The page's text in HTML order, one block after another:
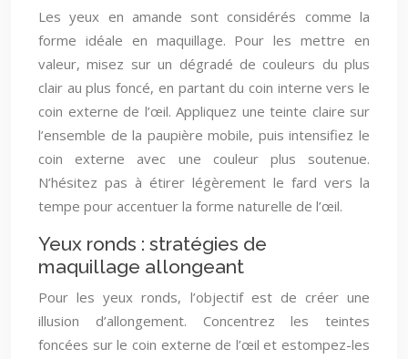
Les yeux en amande sont considérés comme la
forme idéale en maquillage. Pour les mettre en
valeur, misez sur un dégradé de couleurs du plus
clair au plus foncé, en partant du coin interne vers le
coin externe de l’œil. Appliquez une teinte claire sur
l’ensemble de la paupière mobile, puis intensifiez le
coin externe avec une couleur plus soutenue.
N’hésitez pas à étirer légèrement le fard vers la
tempe pour accentuer la forme naturelle de l’œil.
Yeux ronds : stratégies de
maquillage allongeant
Pour les yeux ronds, l’objectif est de créer une
illusion d’allongement. Concentrez les teintes
foncées sur le coin externe de l’œil et estompez-les